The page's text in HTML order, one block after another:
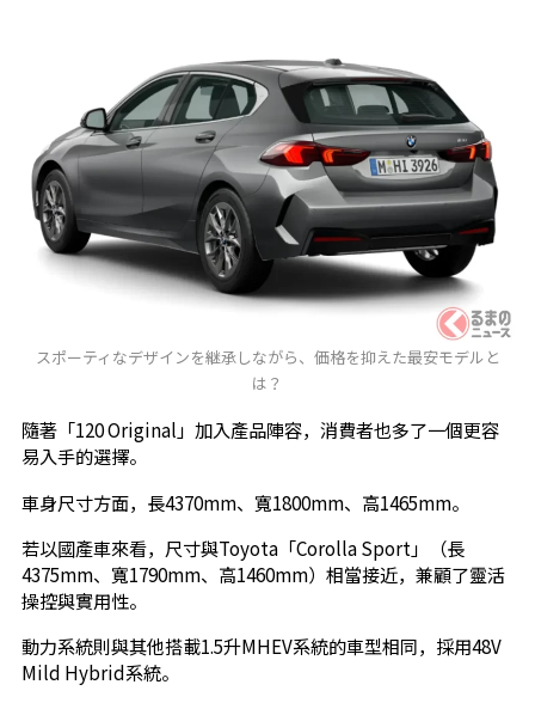
スポーティなデザインを継承しながら、価格を抑えた最安モデルと
は？
隨著「120 Original」加入產品陣容，消費者也多了一個更容
易入手的選擇。
車身尺寸方面，長4370mm、寬1800mm、高1465mm。
若以國產車來看，尺寸與Toyota「Corolla Sport」（長
4375mm、寬1790mm、高1460mm）相當接近，兼顧了靈活
操控與實用性。
動力系統則與其他搭載1.5升MHEV系統的車型相同，採用48V
Mild Hybrid系統。